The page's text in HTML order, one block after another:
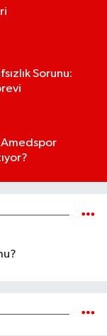
Sorunu:
Amedspor